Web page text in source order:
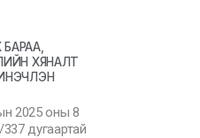
ХЯНАЛТ
2025 оны 8
дугаартай